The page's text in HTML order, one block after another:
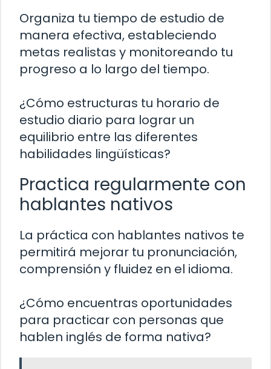
Organiza tu tiempo de estudio de
manera efectiva, estableciendo
metas realistas y monitoreando tu
progreso a lo largo del tiempo.
¿Cómo estructuras tu horario de
estudio diario para lograr un
equilibrio entre las diferentes
habilidades lingüísticas?
Practica regularmente con
hablantes nativos
La práctica con hablantes nativos te
permitirá mejorar tu pronunciación,
comprensión y fluidez en el idioma.
¿Cómo encuentras oportunidades
para practicar con personas que
hablen inglés de forma nativa?